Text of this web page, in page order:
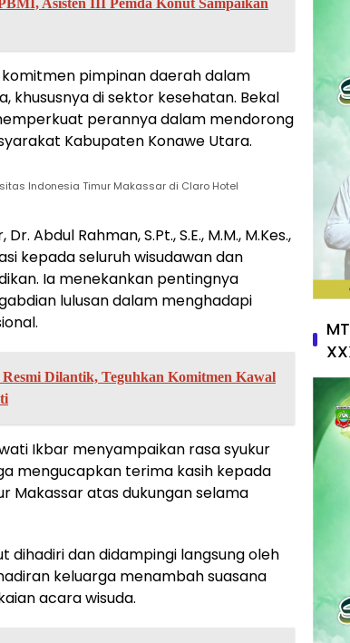
pimpinan daerah dalam
khususnya di sektor kesehatan. Bekal
perannya dalam mendorong
Kabupaten Konawe Utara.
Indonesia Timur Makassar di Claro Hotel
Abdul Rahman, S.Pt., S.E., M.M., M.Kes.,
kepada seluruh wisudawan dan
Ia menekankan pentingnya
lulusan dalam menghadapi
Dilantik, Teguhkan Komitmen Kawal
Ikbar menyampaikan rasa syukur
mengucapkan terima kasih kepada
Makassar atas dukungan selama
dihadiri dan didampingi langsung oleh
keluarga menambah suasana
acara wisuda.